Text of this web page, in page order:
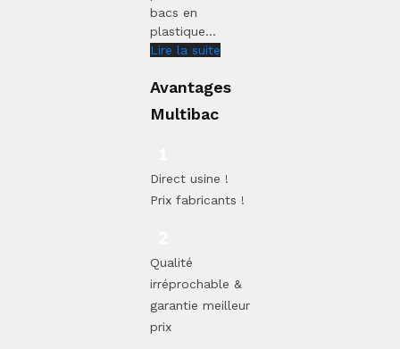
bacs en
plastique...
Lire la suite
Avantages
Multibac
Direct usine !
Prix fabricants !
Qualité
irréprochable &
garantie meilleur
prix